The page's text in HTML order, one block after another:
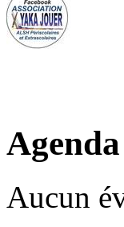
Agenda
Aucun